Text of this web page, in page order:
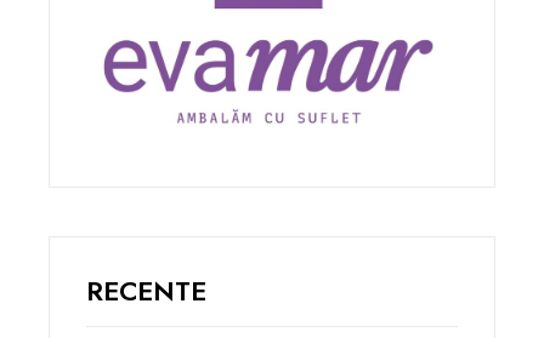
RECENTE